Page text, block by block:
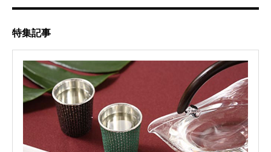
特集記事